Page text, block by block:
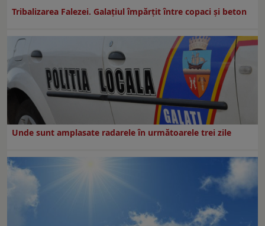
Tribalizarea Falezei. Galațiul împărțit între copaci și beton
Unde sunt amplasate radarele în următoarele trei zile